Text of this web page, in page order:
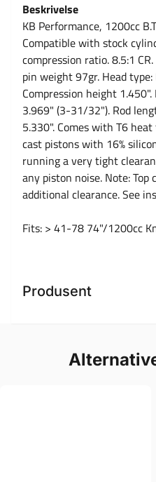
Beskrivelse
KB Performance, 1200cc
Compatible with stock
compression ratio. 8.5:1
pin weight 97gr. Head
Compression height
3.969" (3-31/32"). Rod
5.330". Comes with T6
cast pistons with 16%
running a very tight
any piston noise. Note:
additional clearance. See
Fits: > 41-78 74"/1200cc
Produsent